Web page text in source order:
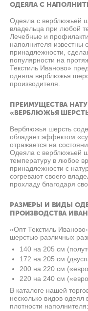
ОДЕЯЛА С
Одеяла с верблюжьей
владельца при любой
Лечебные и
наполнителя
принадлежности,
популярности на
Текстиль Иваново»
одеяла верблюжья
производителя.
ПРЕИМУЩЕСТВА
«ВЕРБЛЮЖЬЯ
Верблюжья шерсть
обладает эффектом
отражается на
Одеяла с верблюжьей
температуру в любое
принадлежности с
согревают своего
прохладу благодаря
РАЗМЕРЫ И ВИДЫ
ПРОИЗВОДСТВА
«Опт Текстиль
шерстью различных
140 на 205 см
172 на 205 см
200 на 220 см
220 на 240 см
В каталоге нашей
несколько видов одеял
плотности наполнителя: